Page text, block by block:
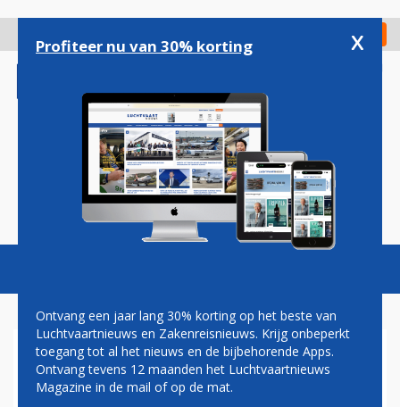
gaan
Check in
Magazine Podcasts Vacatures
RAF VOYAGER
Profiteer nu van 30% korting x
Ontvang een jaar lang 30% korting op het beste van
Luchtvaartnieuws en Zakenreisnieuws. Krijg onbeperkt
toegang tot al het nieuws en de bijbehorende Apps.
Ontvang tevens 12 maanden het Luchtvaartnieuws
Magazine in de mail of op de mat.